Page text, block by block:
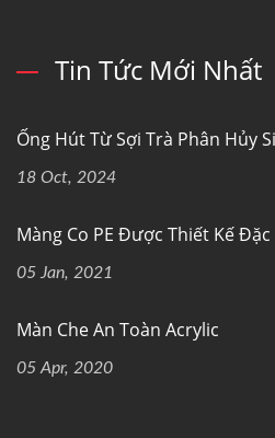
Tin Tức Mới Nhất
Ống Hút Từ Sợi Trà Phân Hủy
18 Oct, 2024
Màng Co PE Được Thiết Kế Đặc
05 Jan, 2021
Màn Che An Toàn Acrylic
05 Apr, 2020